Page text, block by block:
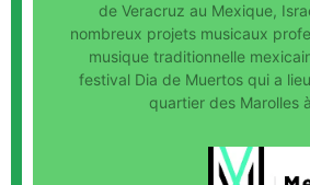
de Veracruz au Mexique, Israel
nombreux projets musicaux
musique traditionnelle
festival Dia de Muertos qui a lieu
quartier des Marolles à